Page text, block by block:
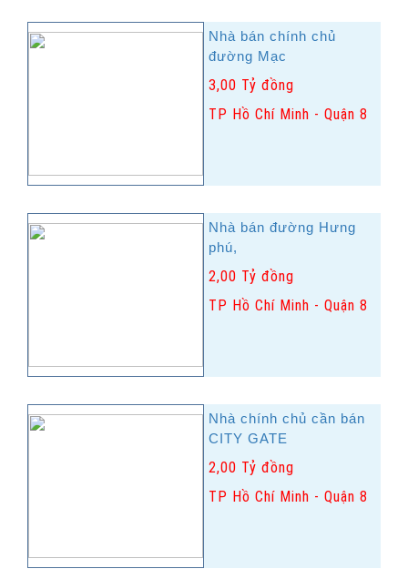
Nhà bán chính chủ
đường Mạc
3,00 Tỷ đồng
TP Hồ Chí Minh - Quận 8
Nhà bán đường Hưng
phú,
2,00 Tỷ đồng
TP Hồ Chí Minh - Quận 8
Nhà chính chủ cần bán
CITY GATE
2,00 Tỷ đồng
TP Hồ Chí Minh - Quận 8